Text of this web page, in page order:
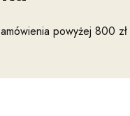
powyżej 800 zł